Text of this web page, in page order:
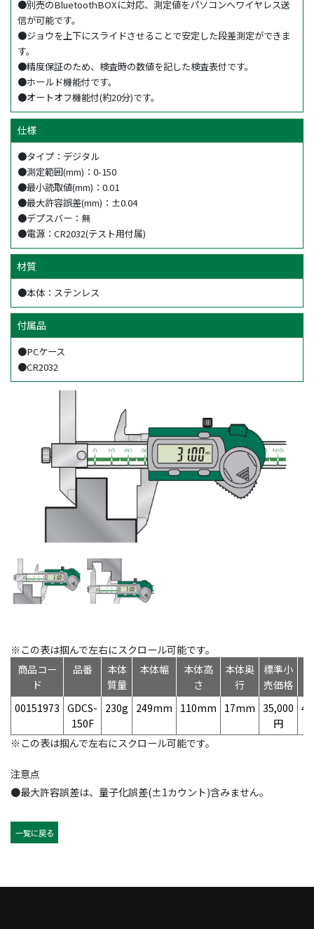
●別売のBluetoothBOXに対応、測定値をパソコンへワイヤレス送
信が可能です。
●ジョウを上下にスライドさせることで安定した段差測定ができま
す。
●精度保証のため、検査時の数値を記した検査表付です。
●ホールド機能付です。
●オートオフ機能付(約20分)です。
仕様
●タイプ：デジタル
●測定範囲(mm)：0-150
●最小読取値(mm)：0.01
●最大許容誤差(mm)：±0.04
●デプスバー：無
●電源：CR2032(テスト用付属)
材質
●本体：ステンレス
付属品
●PCケース
●CR2032
※この表は掴んで左右にスクロール可能です。
商品コー
ド
品番
本体
質量
本体幅
本体高
さ
本体奥
行
標準小
売価格
00151973 GDCS-
150F
230g 249mm 110mm 17mm 35,000
円
※この表は掴んで左右にスクロール可能です。
注意点
●最大許容誤差は、量子化誤差(±1カウント)含みません。
一覧に戻る